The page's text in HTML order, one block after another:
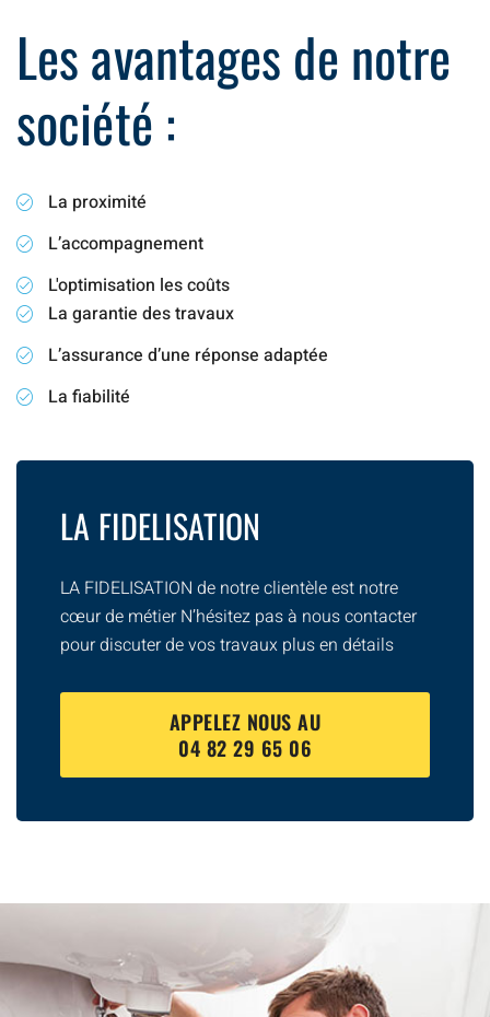
Les avantages de notre
société :
La proximité
L’accompagnement
L'optimisation les coûts
La garantie des travaux
L’assurance d’une réponse adaptée
La fiabilité
LA FIDELISATION
LA FIDELISATION de notre clientèle est notre
cœur de métier N’hésitez pas à nous contacter
pour discuter de vos travaux plus en détails
APPELEZ NOUS AU
04 82 29 65 06